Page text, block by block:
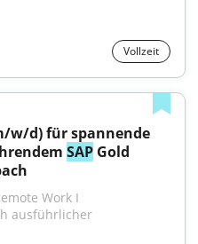
Vollzeit
w/d) für spannende
SAP Gold
Work I
ausführlicher